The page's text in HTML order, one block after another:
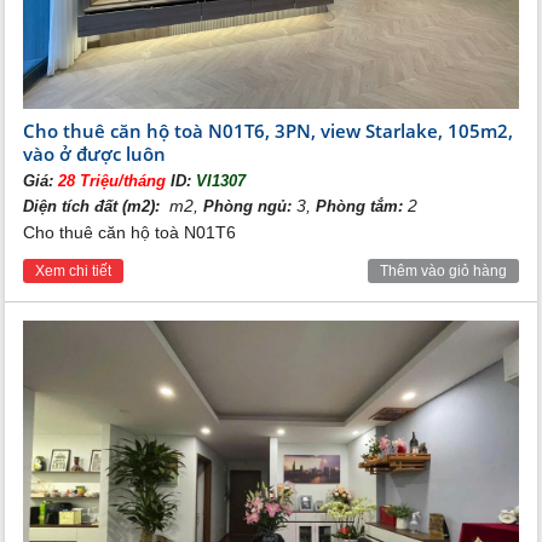
khu đại sứ quán và hồ điều hòa và các căn hướng đông nhìn ra
khu N04 và Hồ Tây
- Chung cư N03 T1 Ngoại Giao Đoàn do Công ty cổ phần thi
công cơ giới xây lắp làm chủ đầu tư với 25 tầng nổi và 2 tầng
hầm. Căn 3 Phòng ngủ tòa N03 T1 Ngoại giao đoàn đều có
phòng khách, bếp, lô gia và 2 nhà vệ sinh. Căn 01 và 06 và
10 diện tích 103m2, Căn 02 và 04 và 07 và 09 diện tích
95,5m2, Căn 03 và 08 diện tích 104m2, Căn 05 diện tích
Cho thuê căn hộ toà N01T6, 3PN, view Starlake, 105m2,
vào ở được luôn
Giá:28 Triệu/tháng ID: VI1307
Diện tích đất (m2): m2,Phòng ngủ: 3,Phòng tắm: 2
Cho thuê căn hộ toà N01T6
Xem chi tiết Thêm vào giỏ hàng